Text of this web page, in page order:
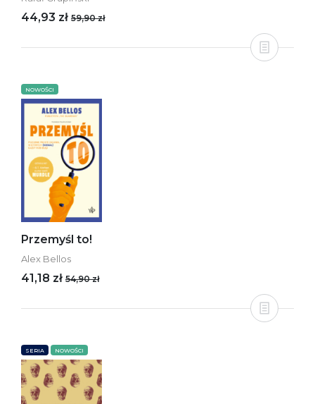
44,93 zł 59,90 zł
NOWOŚCI
Przemyśl to!
Alex Bellos
41,18 zł 54,90 zł
SERIA NOWOŚCI